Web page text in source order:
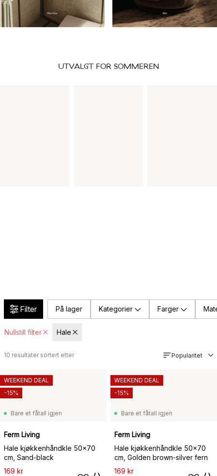
Plant box Rico
UTVALGT FOR SOMMEREN
Filter På lager Kategorier Farger
Nullstill filter Hale
10 resultater sortert etter Popularitet
Bare et fåtall igjen
Ferm Living
Hale kjøkkenhåndkle 50x70
cm, Sand-black
169 kr
WEEKEND DEAL
-15%
Bare et fåtall igjen
Ferm Living
Hale kjøkkenhåndkle 50x70
cm, Golden brown-silver fern
169 kr
WEEKEND DEAL
-15%